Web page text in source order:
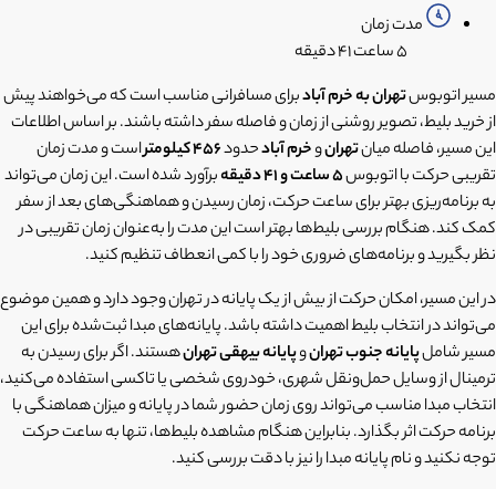
مدت زمان
۵ ساعت
۴۱ دقیقه
مسیر اتوبوستهران به خرم آبادبرای مسافرانی مناسب است که می‌خواهند پیش
از خرید بلیط، تصویر روشنی از زمان و فاصله سفر داشته باشند. بر اساس اطلاعات
این مسیر، فاصله میانتهرانوخرم آبادحدود456 کیلومتر
است و مدت زمان
تقریبی حرکت با اتوبوس5 ساعت و 41 دقیقه
برآورد شده است. این زمان می‌تواند
به برنامه‌ریزی بهتر برای ساعت حرکت، زمان رسیدن و هماهنگی‌های بعد از سفر
کمک کند. هنگام بررسی بلیط‌ها بهتر است این مدت را به‌عنوان زمان تقریبی در
نظر بگیرید و برنامه‌های ضروری خود را با کمی انعطاف تنظیم کنید.
در این مسیر، امکان حرکت از بیش از یک پایانه در تهران وجود دارد و همین موضوع
می‌تواند در انتخاب بلیط اهمیت داشته باشد. پایانه‌های مبدا ثبت‌شده برای این
مسیر شاملپایانه جنوب تهرانوپایانه بیهقی تهرانهستند. اگر برای رسیدن به
ترمینال از وسایل حمل‌ونقل شهری، خودروی شخصی یا تاکسی استفاده می‌کنید،
انتخاب مبدا مناسب می‌تواند روی زمان حضور شما در پایانه و میزان هماهنگی با
برنامه حرکت اثر بگذارد. بنابراین هنگام مشاهده بلیط‌ها، تنها به ساعت حرکت
توجه نکنید و نام پایانه مبدا را نیز با دقت بررسی کنید.